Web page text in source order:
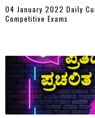
04 January 2022 Daily
Competitive Exams